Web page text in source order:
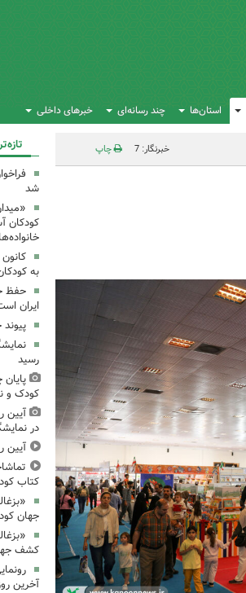
استان‌ها چند رسانه‌ای خبرهای داخلی
خبرنگار: 7 چاپ
شد
کودکان
به
حفظ
ایران
رسید
کودک و
آیین
در
آیین
کتاب
جهان
کشف
آخرین